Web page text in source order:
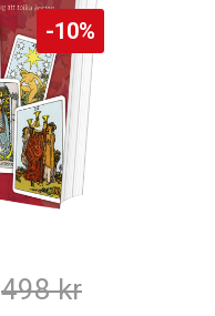
-10%
498 kr